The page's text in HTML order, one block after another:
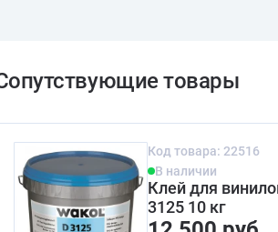
Код товара: 22516
В наличии
Клей для
3125 10 кг